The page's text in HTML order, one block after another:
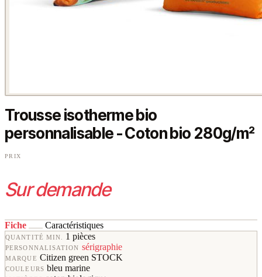
Trousse isotherme bio
personnalisable - Coton bio 280g/m²
PRIX
Sur demande
Fiche Caractéristiques
QUANTITÉ MIN. 1 pièces
PERSONNALISATION sérigraphie
MARQUE Citizen green STOCK
COULEURS bleu marine